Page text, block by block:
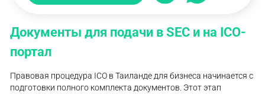
Документы для подачи в SEC и на ICO-
портал
Правовая процедура ICO в Таиланде для бизнеса начинается с
подготовки полного комплекта документов. Этот этап